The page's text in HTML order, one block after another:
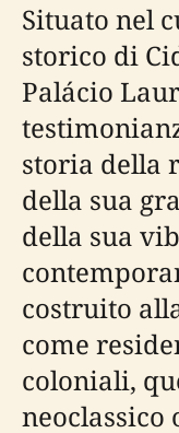
Situato nel
storico di
Palácio
storia della
della sua
della sua
costruito
come
coloniali,
neoclassico